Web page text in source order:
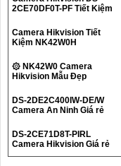
2CE70DF0T-PF Tiết Kiệm
Camera Hikvision Tiết
Kiệm NK42W0H
۞ NK42W0 Camera
Hikvision Mẫu Đẹp
DS-2DE2C400IW-DE/W
Camera An Ninh Giá rẻ
DS-2CE71D8T-PIRL
Camera Hikvision Giá rẻ